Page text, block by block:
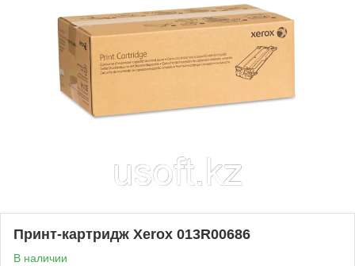
Принт-картридж Xerox 013R00686
В наличии